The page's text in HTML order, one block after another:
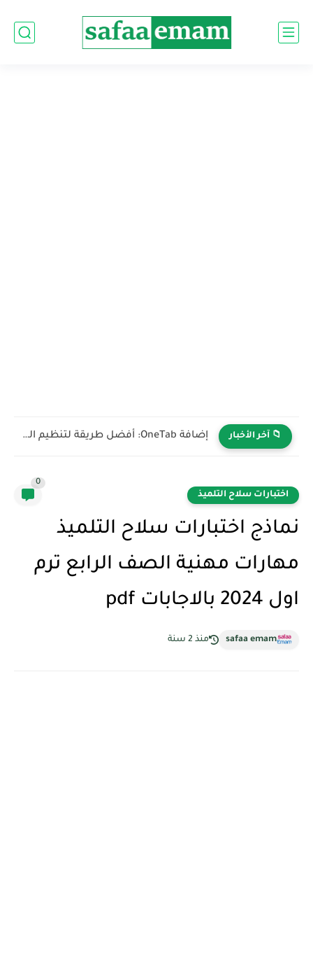
📁 آخر الأخبار طريقة إضافة المراجع أسفل الصفحة في الوورد | شرح Footnote...
اختبارات سلاح التلميذ
0
نماذج اختبارات سلاح التلميذ
مهارات مهنية الصف الرابع ترم
اول 2024 بالاجابات pdf
safaa emam منذ 2 سنة